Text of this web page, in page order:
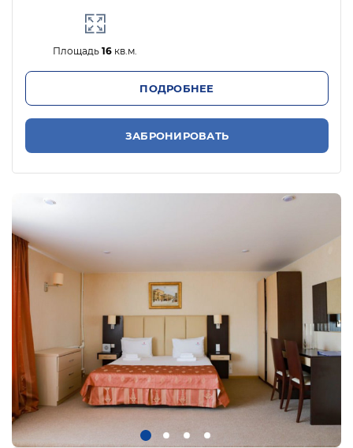
Площадь16 кв.м.
ПОДРОБНЕЕ
ЗАБРОНИРОВАТЬ